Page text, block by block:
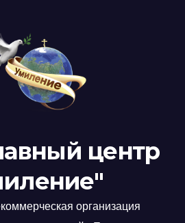
центр
организация